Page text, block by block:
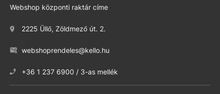
Webshop központi raktár címe
2225 Üllő, Zöldmező út. 2.
webshoprendeles@kello.hu
+36 1 237 6900 / 3-as mellék